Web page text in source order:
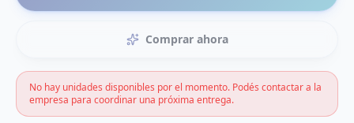
Comprar ahora
No hay unidades disponibles por el momento. Podés contactar a la
empresa para coordinar una próxima entrega.